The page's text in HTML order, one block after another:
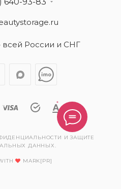
всей России и СНГ
И ЗАЩИТЕ
ДАННЫХ.
MARK[PR]